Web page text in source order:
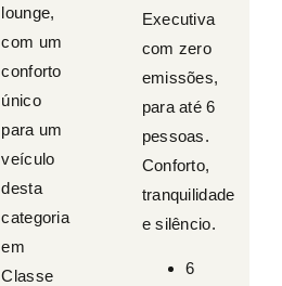
lounge,
com um
conforto
único
para um
veículo
desta
categoria
em
Classe
Executiva
com zero
emissões,
para até 6
pessoas.
Conforto,
tranquilidade
e silêncio.
6